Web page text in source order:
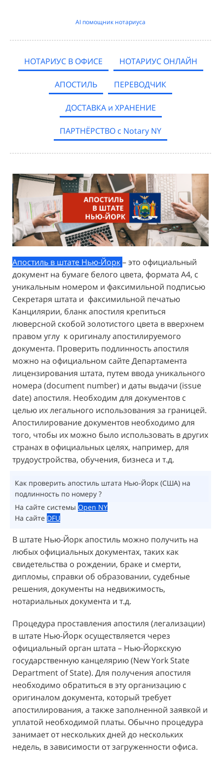
AI помощник нотариуса
НОТАРИУС В ОФИСЕ НОТАРИУС ОНЛАЙН
АПОСТИЛЬ ПЕРЕВОДЧИК
ДОСТАВКА и ХРАНЕНИЕ
ПАРТНЁРСТВО с Notary NY
Апостиль в штате Нью-Йорк– это официальный
документ на бумаге белого цвета, формата А4, с
уникальным номером и факсимильной подписью
Секретаря штата и факсимильной печатью
Канцилярии, бланк апостиля крепиться
люверсной скобой золотистого цвета в вверхнем
правом углу к оригиналу апостилируемого
документа. Проверить подлинность апостиля
можно на официальном сайте Департамента
лицензирования штата, путем ввода уникального
номера (document number) и даты выдачи (issue
date) апостиля. Необходим для документов с
целью их легального использования за границей.
Апостилирование документов необходимо для
того, чтобы их можно было использовать в других
странах в официальных целях, например, для
трудоустройства, обучения, бизнеса и т.д.
Как проверить апостиль штата Нью-Йорк (США) на
подлинность по номеру ?
На сайте системы Open NY
На сайте DFU
В штате Нью-Йорк апостиль можно получить на
любых официальных документах, таких как
свидетельства о рождении, браке и смерти,
дипломы, справки об образовании, судебные
решения, документы на недвижимость,
нотариальных документа и т.д.
Процедура проставления апостиля (легализации)
в штате Нью-Йорк осуществляется через
официальный орган штата – Нью-Йоркскую
государственную канцелярию (New York State
Department of State). Для получения апостиля
необходимо обратиться в эту организацию с
оригиналом документа, который требует
апостилирования, а также заполненной заявкой и
уплатой необходимой платы. Обычно процедура
занимает от нескольких дней до нескольких
недель, в зависимости от загруженности офиса.